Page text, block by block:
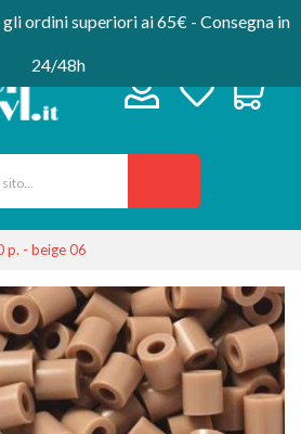
ordini superiori ai 65€ - Consegna in
24/48h
p. - beige 06